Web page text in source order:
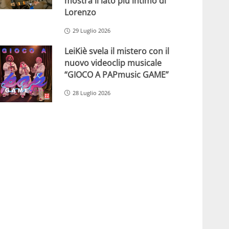
Lorenzo
29 Luglio 2026
LeiKiè svela il mistero con il
nuovo videoclip musicale
“GIOCO A PAPmusic GAME”
28 Luglio 2026